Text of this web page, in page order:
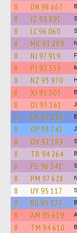
8 DN 98 667
8 JZ 93 891
8 LC 96 060
8 MK 93 289
8 NJ 97 919
8 PJ 92 555
8 NZ 93 970
8 XJ 95 505
8 OJ 93 161
8 OK 97 228
8 OP 93 741
8 OV 92 189
8 TB 94 264
8 PE 96 541
8 PM 97 628
8 UY 95 117
8 RU 95 277
8 AM 95 619
8 TM 94 610